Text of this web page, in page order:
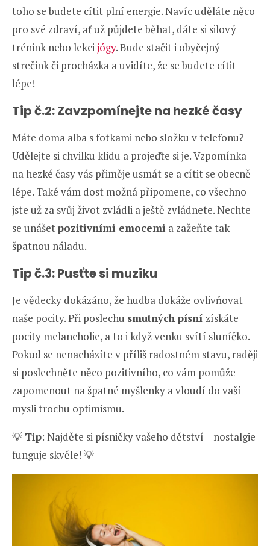
toho se budete cítit plní energie. Navíc uděláte něco
pro své zdraví, ať už půjdete běhat, dáte si silový
trénink nebo lekcijógy. Bude stačit i obyčejný
strečink či procházka a uvidíte, že se budete cítit
lépe!
Tip č.2: Zavzpomínejte na hezké časy
Máte doma alba s fotkami nebo složku v telefonu?
Udělejte si chvilku klidu a projeďte si je. Vzpomínka
na hezké časy vás přiměje usmát se a cítit se obecně
lépe. Také vám dost možná připomene, co všechno
jste už za svůj život zvládli a ještě zvládnete. Nechte
se unášetpozitivními emocemi a zažeňte tak
špatnou náladu.
Tip č.3: Pusťte si muziku
Je vědecky dokázáno, že hudba dokáže ovlivňovat
naše pocity. Při poslechu smutných písní získáte
pocity melancholie, a to i když venku svítí sluníčko.
Pokud se nenacházíte v příliš radostném stavu, raději
si poslechněte něco pozitivního, co vám pomůže
zapomenout na špatné myšlenky a vloudí do vaší
mysli trochu optimismu.
💡 Tip: Najděte si písničky vašeho dětství – nostalgie
funguje skvěle! 💡